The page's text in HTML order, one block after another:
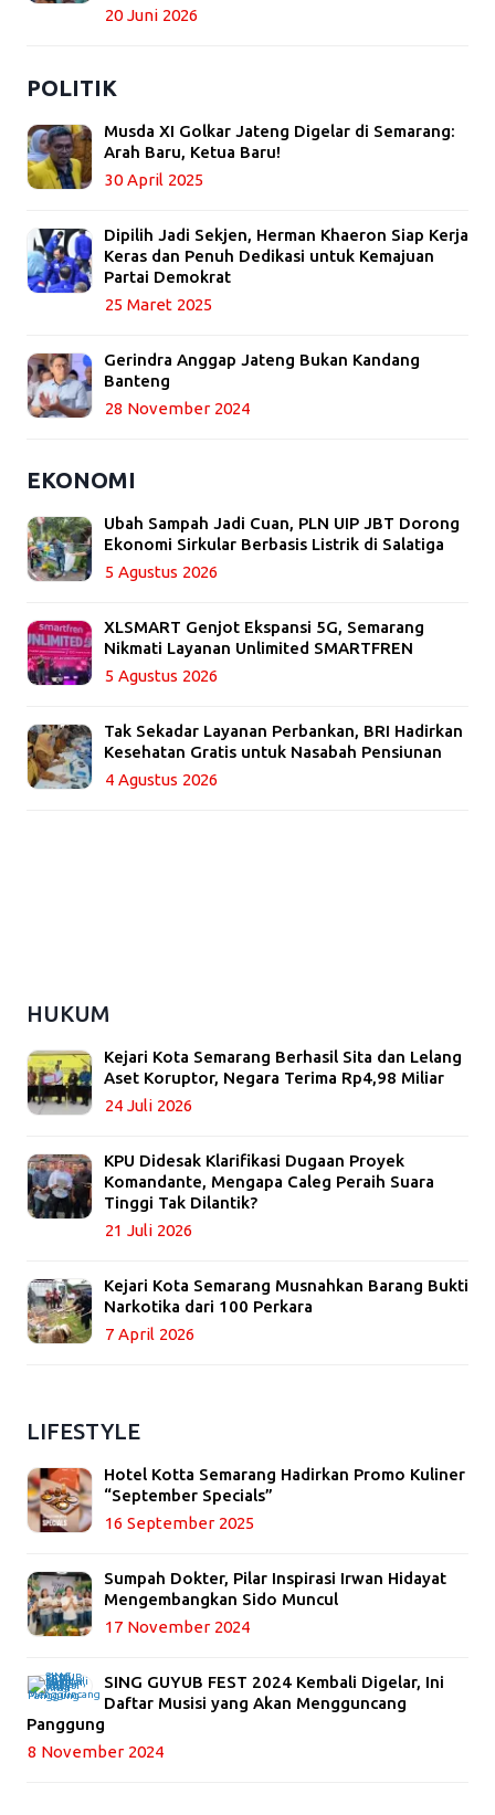
20 Juni 2026
POLITIK
Musda XI Golkar Jateng Digelar di Semarang:
Arah Baru, Ketua Baru!
30 April 2025
Dipilih Jadi Sekjen, Herman Khaeron Siap Kerja
Keras dan Penuh Dedikasi untuk Kemajuan
Partai Demokrat
25 Maret 2025
Gerindra Anggap Jateng Bukan Kandang
Banteng
28 November 2024
EKONOMI
Ubah Sampah Jadi Cuan, PLN UIP JBT Dorong
Ekonomi Sirkular Berbasis Listrik di Salatiga
5 Agustus 2026
XLSMART Genjot Ekspansi 5G, Semarang
Nikmati Layanan Unlimited SMARTFREN
5 Agustus 2026
Tak Sekadar Layanan Perbankan, BRI Hadirkan
Kesehatan Gratis untuk Nasabah Pensiunan
4 Agustus 2026
HUKUM
Kejari Kota Semarang Berhasil Sita dan Lelang
Aset Koruptor, Negara Terima Rp4,98 Miliar
24 Juli 2026
KPU Didesak Klarifikasi Dugaan Proyek
Komandante, Mengapa Caleg Peraih Suara
Tinggi Tak Dilantik?
21 Juli 2026
Kejari Kota Semarang Musnahkan Barang Bukti
Narkotika dari 100 Perkara
7 April 2026
LIFESTYLE
Hotel Kotta Semarang Hadirkan Promo Kuliner
“September Specials”
16 September 2025
Sumpah Dokter, Pilar Inspirasi Irwan Hidayat
Mengembangkan Sido Muncul
17 November 2024
SING GUYUB FEST 2024 Kembali Digelar, Ini
Daftar Musisi yang Akan Mengguncang
Panggung
8 November 2024